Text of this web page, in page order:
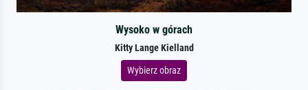
Wysoko w górach
Kitty Lange Kielland
Wybierz obraz